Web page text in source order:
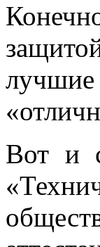
лучшие
Вот и